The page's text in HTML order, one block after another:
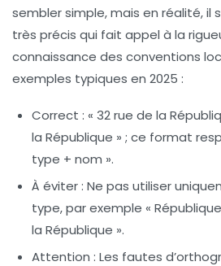
sembler simple, mais en réalité, il
très précis qui fait appel à la
connaissance des conventions
exemples typiques en 2025 :
Correct : « 32 rue de la
la République » ; ce format
type + nom ».
À éviter : Ne pas utiliser
type, par exemple «
la République ».
Attention : Les fautes